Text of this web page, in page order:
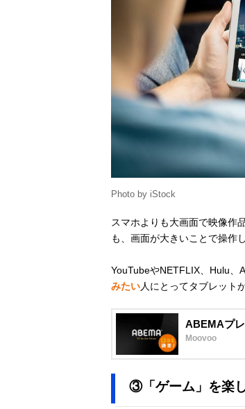
Photo by iStock
スマホよりも大画面で映像作
も、画面が大きいことで操作
YouTubeやNETFLIX、Hulu、
みたい人にとってタブレット
ABEMAプ
Moovoo
③「ゲーム」を楽